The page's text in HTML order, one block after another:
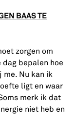
BAAS TE
zorgen om
dag bepalen hoe
me. Nu kan ik
ligt en waar
merk ik dat
niet heb en